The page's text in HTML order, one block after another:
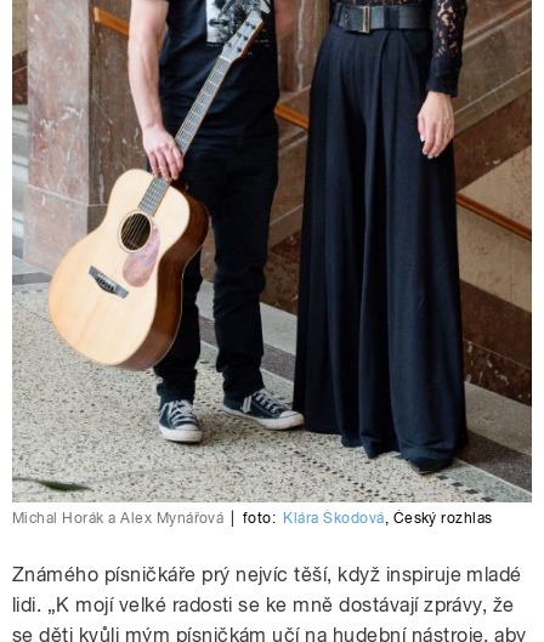
Michal Horák a Alex Mynářová foto: Klára Škodová, Český rozhlas
Známého písničkáře prý nejvíc těší, když inspiruje mladé
lidi. „K mojí velké radosti se ke mně dostávají zprávy, že
se děti kvůli mým písničkám učí na hudební nástroje, aby